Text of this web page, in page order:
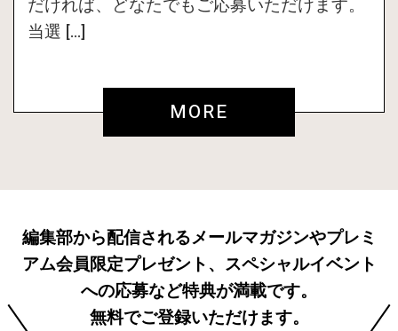
だければ、どなたでもご応募いただけます。
当選 […]
MORE
編集部から配信されるメールマガジンやプレミ
アム会員限定プレゼント、スペシャルイベント
への応募など特典が満載です。
無料でご登録いただけます。